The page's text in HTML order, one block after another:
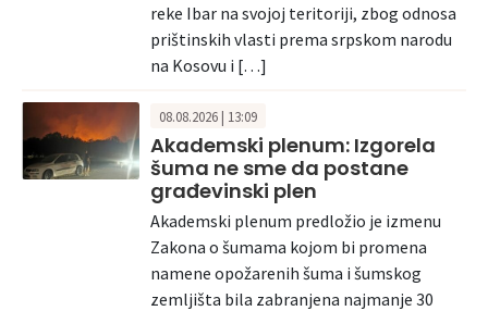
reke Ibar na svojoj teritoriji, zbog odnosa
prištinskih vlasti prema srpskom narodu
na Kosovu i […]
08.08.2026 | 13:09
Akademski plenum: Izgorela
šuma ne sme da postane
građevinski plen
Akademski plenum predložio je izmenu
Zakona o šumama kojom bi promena
namene opožarenih šuma i šumskog
zemljišta bila zabranjena najmanje 30